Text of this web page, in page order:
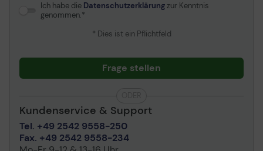
Ich habe die Datenschutzerklärungzur Kenntnis
genommen.
* Dies ist ein Pflichtfeld
Frage stellen
Kundenservice & Support
Tel. +49 2542 9558-250
Fax. +49 2542 9558-234